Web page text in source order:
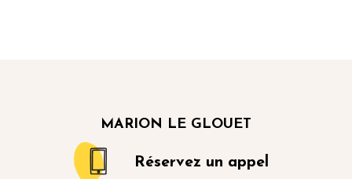
MARION LE GLOUET
Réservez un appel